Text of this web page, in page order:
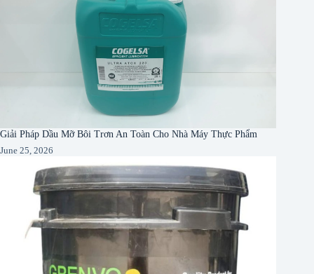
Giải Pháp Dầu Mỡ Bôi Trơn An Toàn Cho Nhà Máy Thực Phẩm
June 25, 2026